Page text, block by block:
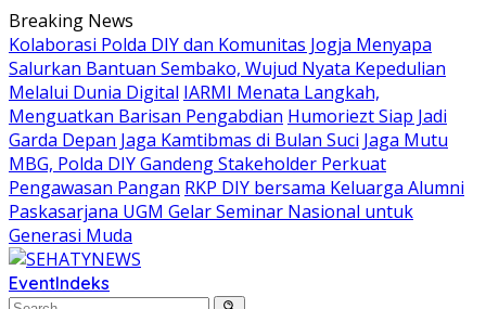
Skip
to
content
Breaking News
Kolaborasi Polda DIY dan Komunitas Jogja Menyapa
Salurkan Bantuan Sembako, Wujud Nyata Kepedulian
Melalui Dunia Digital IARMI Menata Langkah,
Menguatkan Barisan Pengabdian Humoriezt Siap Jadi
Garda Depan Jaga Kamtibmas di Bulan Suci Jaga Mutu
MBG, Polda DIY Gandeng Stakeholder Perkuat
Pengawasan Pangan RKP DIY bersama Keluarga Alumni
Paskasarjana UGM Gelar Seminar Nasional untuk
Generasi Muda
EventIndeks